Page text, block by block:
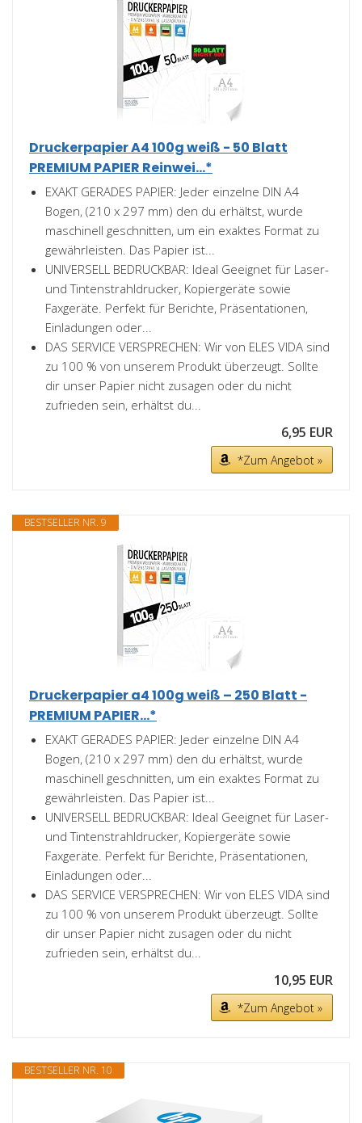
Druckerpapier A4 100g weiß - 50 Blatt
PREMIUM PAPIER Reinwei...*
EXAKT GERADES PAPIER: Jeder einzelne DIN A4
Bogen, (210 x 297 mm) den du erhältst, wurde
maschinell geschnitten, um ein exaktes Format zu
gewährleisten. Das Papier ist...
UNIVERSELL BEDRUCKBAR: Ideal Geeignet für Laser-
und Tintenstrahldrucker, Kopiergeräte sowie
Faxgeräte. Perfekt für Berichte, Präsentationen,
Einladungen oder...
DAS SERVICE VERSPRECHEN: Wir von ELES VIDA sind
zu 100 % von unserem Produkt überzeugt. Sollte
dir unser Papier nicht zusagen oder du nicht
zufrieden sein, erhältst du...
6,95 EUR
*Zum Angebot »
BESTSELLER NR. 9
Druckerpapier a4 100g weiß – 250 Blatt -
PREMIUM PAPIER...*
EXAKT GERADES PAPIER: Jeder einzelne DIN A4
Bogen, (210 x 297 mm) den du erhältst, wurde
maschinell geschnitten, um ein exaktes Format zu
gewährleisten. Das Papier ist...
UNIVERSELL BEDRUCKBAR: Ideal Geeignet für Laser-
und Tintenstrahldrucker, Kopiergeräte sowie
Faxgeräte. Perfekt für Berichte, Präsentationen,
Einladungen oder...
DAS SERVICE VERSPRECHEN: Wir von ELES VIDA sind
zu 100 % von unserem Produkt überzeugt. Sollte
dir unser Papier nicht zusagen oder du nicht
zufrieden sein, erhältst du...
10,95 EUR
*Zum Angebot »
BESTSELLER NR. 10